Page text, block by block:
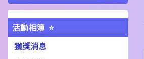
活動相簿
獲獎消息